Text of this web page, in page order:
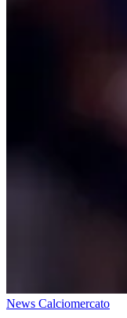
News Calciomercato